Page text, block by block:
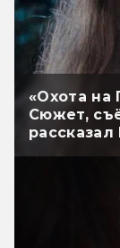
«Охота на
Сюжет,